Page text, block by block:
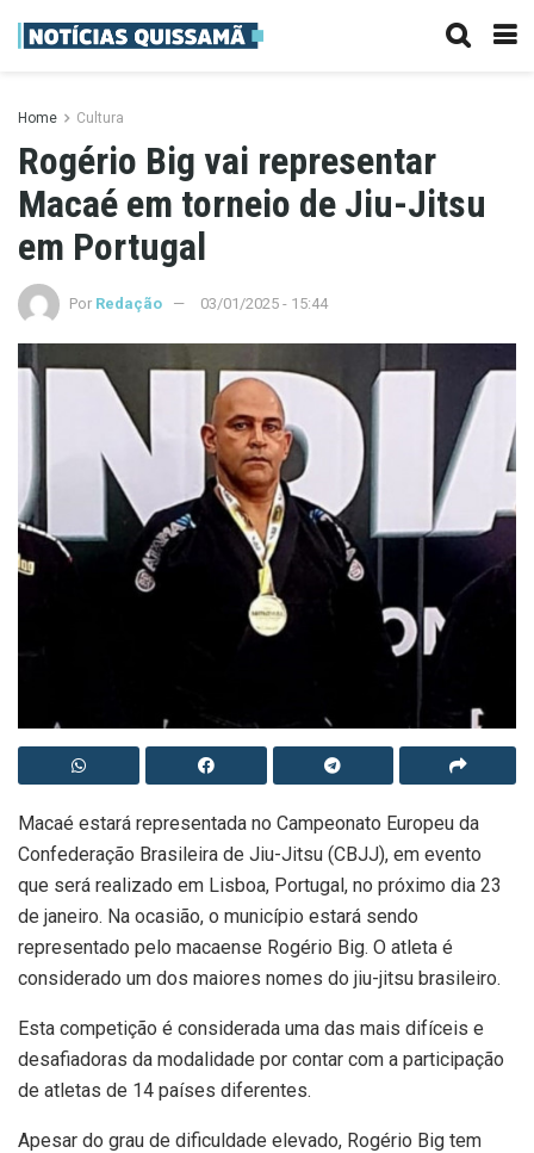
Home Cultura
Rogério Big vai representar
Macaé em torneio de Jiu-Jitsu
em Portugal
Por Redação 03/01/2025 - 15:44
Macaé estará representada no Campeonato Europeu da
Confederação Brasileira de Jiu-Jitsu (CBJJ), em evento
que será realizado em Lisboa, Portugal, no próximo dia 23
de janeiro. Na ocasião, o município estará sendo
representado pelo macaense Rogério Big. O atleta é
considerado um dos maiores nomes do jiu-jitsu brasileiro.
Esta competição é considerada uma das mais difíceis e
desafiadoras da modalidade por contar com a participação
de atletas de 14 países diferentes.
Apesar do grau de dificuldade elevado, Rogério Big tem